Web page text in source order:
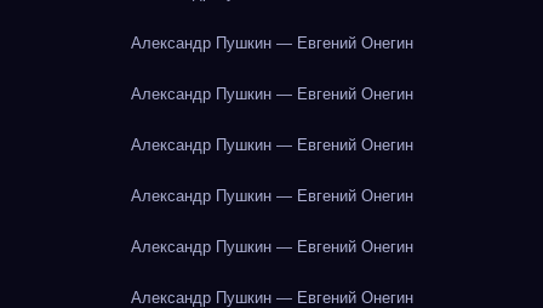
Александр Пушкин — Евгений Онегин
Александр Пушкин — Евгений Онегин
Александр Пушкин — Евгений Онегин
Александр Пушкин — Евгений Онегин
Александр Пушкин — Евгений Онегин
Александр Пушкин — Евгений Онегин